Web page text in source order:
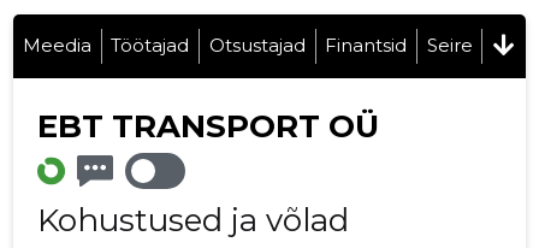
Meedia Töötajad Otsustajad Finantsid Seire
EBT TRANSPORT OÜ
Kohustused ja võlad